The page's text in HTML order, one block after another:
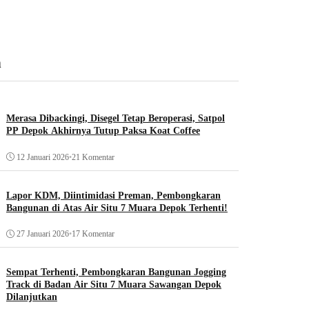
Merasa Dibackingi, Disegel Tetap Beroperasi, Satpol
PP Depok Akhirnya Tutup Paksa Koat Coffee
12 Januari 2026•21 Komentar
Lapor KDM, Diintimidasi Preman, Pembongkaran
Bangunan di Atas Air Situ 7 Muara Depok Terhenti!
27 Januari 2026•17 Komentar
Sempat Terhenti, Pembongkaran Bangunan Jogging
Track di Badan Air Situ 7 Muara Sawangan Depok
Dilanjutkan